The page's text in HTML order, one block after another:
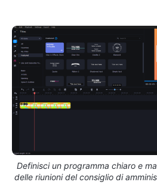
Definisci un programma chiaro e
delle riunioni del consiglio di